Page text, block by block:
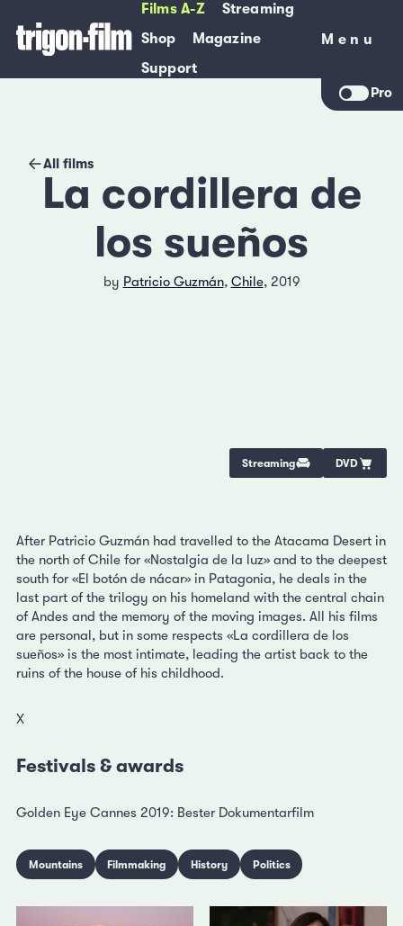
Films A-Z
Streaming
Shop
Magazine
Support
Menu
Menu
Pro
All films
La cordillera de
los sueños
by Patricio Guzmán, Chile, 2019
Streaming DVD
After Patricio Guzmán had travelled to the Atacama Desert in
the north of Chile for «Nostalgia de la luz» and to the deepest
south for «El botón de nácar» in Patagonia, he deals in the
last part of the trilogy on his homeland with the central chain
of Andes and the memory of the moving images. All his films
are personal, but in some respects «La cordillera de los
sueños» is the most intimate, leading the artist back to the
ruins of the house of his childhood.
X
Festivals & awards
Golden Eye Cannes 2019: Bester Dokumentarfilm
Mountains Filmmaking History Politics